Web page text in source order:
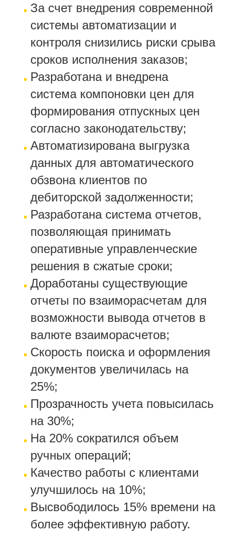
За счет внедрения современной
системы автоматизации и
контроля снизились риски срыва
сроков исполнения заказов;
Разработана и внедрена
система компоновки цен для
формирования отпускных цен
согласно законодательству;
Автоматизирована выгрузка
данных для автоматического
обзвона клиентов по
дебиторской задолженности;
Разработана система отчетов,
позволяющая принимать
оперативные управленческие
решения в сжатые сроки;
Доработаны существующие
отчеты по взаиморасчетам для
возможности вывода отчетов в
валюте взаиморасчетов;
Скорость поиска и оформления
документов увеличилась на
25%;
Прозрачность учета повысилась
на 30%;
На 20% сократился объем
ручных операций;
Качество работы с клиентами
улучшилось на 10%;
Высвободилось 15% времени на
более эффективную работу.